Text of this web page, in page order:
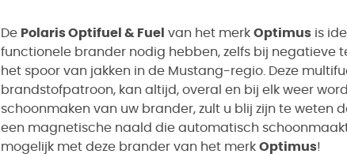
De Polaris Optifuel & Fuel van het merk Optimus is
functionele brander nodig hebben, zelfs bij negatieve
het spoor van jakken in de Mustang-regio. Deze
brandstofpatroon, kan altijd, overal en bij elk weer
schoonmaken van uw brander, zult u blij zijn te weten
een magnetische naald die automatisch
mogelijk met deze brander van het merk Optimus!